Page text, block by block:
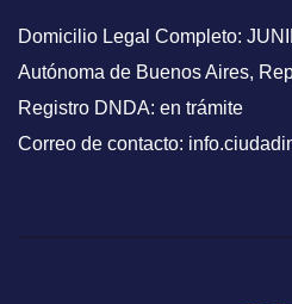
Domicilio Legal Completo:
Autónoma de Buenos Aires,
Registro DNDA: en trámite
Correo de contacto: